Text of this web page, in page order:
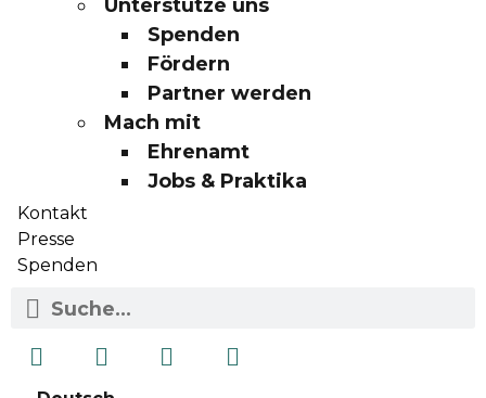
Unterstütze uns
Spenden
Fördern
Partner werden
Mach mit
Ehrenamt
Jobs & Praktika
Kontakt
Presse
Spenden